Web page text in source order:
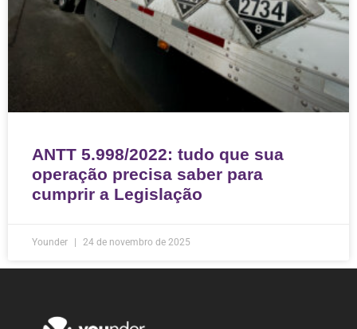
ANTT 5.998/2022: tudo que sua
operação precisa saber para
cumprir a Legislação
Younder 24 de novembro de 2025